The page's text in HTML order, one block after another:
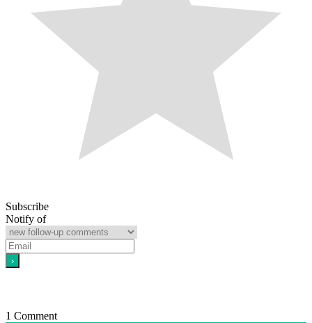
Subscribe
Notify of
1 Comment